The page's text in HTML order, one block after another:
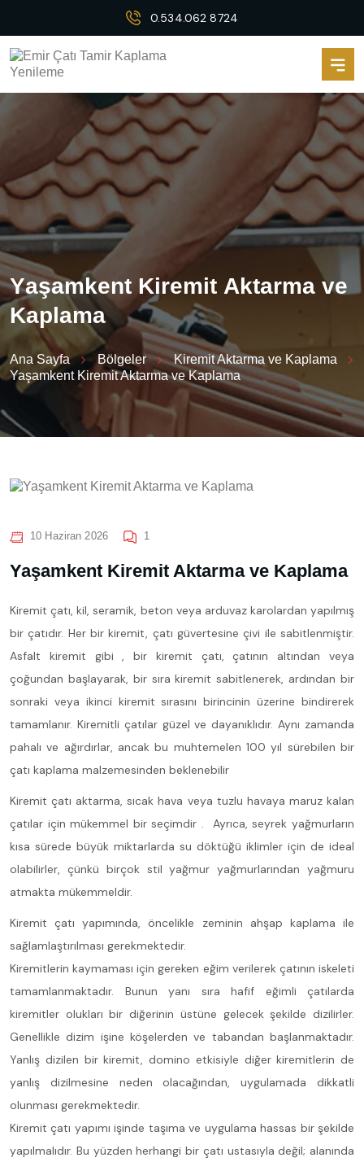
0.534.062 8724
Yaşamkent Kiremit Aktarma ve
Kaplama
Ana Sayfa Bölgeler
Kiremit Aktarma ve Kaplama
Yaşamkent Kiremit Aktarma ve Kaplama
10 Haziran 2026 1
Yaşamkent Kiremit Aktarma ve Kaplama
Kiremit çatı, kil, seramik, beton veya arduvaz karolardan yapılmış
bir çatıdır. Her bir kiremit, çatı güvertesine çivi ile sabitlenmiştir.
Asfalt kiremit gibi , bir kiremit çatı, çatının altından veya
çoğundan başlayarak, bir sıra kiremit sabitlenerek, ardından bir
sonraki veya ikinci kiremit sırasını birincinin üzerine bindirerek
tamamlanır. Kiremitli çatılar güzel ve dayanıklıdır. Aynı zamanda
pahalı ve ağırdırlar, ancak bu muhtemelen 100 yıl sürebilen bir
çatı kaplama malzemesinden beklenebilir
Kiremit çatı aktarma, sıcak hava veya tuzlu havaya maruz kalan
çatılar için mükemmel bir seçimdir . Ayrıca, seyrek yağmurların
kısa sürede büyük miktarlarda su döktüğü iklimler için de ideal
olabilirler, çünkü birçok stil yağmur yağmurlarından yağmuru
atmakta mükemmeldir.
Kiremit çatı yapımında, öncelikle zeminin ahşap kaplama ile
sağlamlaştırılması gerekmektedir.
Kiremitlerin kaymaması için gereken eğim verilerek çatının iskeleti
tamamlanmaktadır. Bunun yanı sıra hafif eğimli çatılarda
kiremitler olukları bir diğerinin üstüne gelecek şekilde dizilirler.
Genellikle dizim işine köşelerden ve tabandan başlanmaktadır.
Yanlış dizilen bir kiremit, domino etkisiyle diğer kiremitlerin de
yanlış dizilmesine neden olacağından, uygulamada dikkatli
olunması gerekmektedir.
Kiremit çatı yapımı işinde taşıma ve uygulama hassas bir şekilde
yapılmalıdır. Bu yüzden herhangi bir çatı ustasıyla değil; alanında